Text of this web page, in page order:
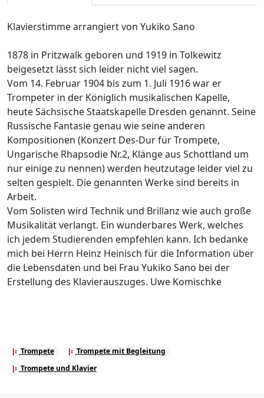
Klavierstimme arrangiert von Yukiko Sano
1878 in Pritzwalk geboren und 1919 in Tolkewitz
beigesetzt lässt sich leider nicht viel sagen.
Vom 14. Februar 1904 bis zum 1. Juli 1916 war er
Trompeter in der Königlich musikalischen Kapelle,
heute Sächsische Staatskapelle Dresden genannt. Seine
Russische Fantasie genau wie seine anderen
Kompositionen (Konzert Des-Dur für Trompete,
Ungarische Rhapsodie Nr.2, Klänge aus Schottland um
nur einige zu nennen) werden heutzutage leider viel zu
selten gespielt. Die genannten Werke sind bereits in
Arbeit.
Vom Solisten wird Technik und Brillanz wie auch große
Musikalität verlangt. Ein wunderbares Werk, welches
ich jedem Studierenden empfehlen kann. Ich bedanke
mich bei Herrn Heinz Heinisch für die Information über
die Lebensdaten und bei Frau Yukiko Sano bei der
Erstellung des Klavierauszuges. Uwe Komischke
Trompete
Trompete mit Begleitung
Trompete und Klavier